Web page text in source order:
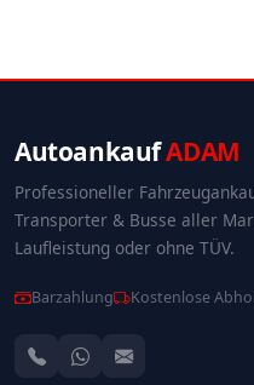
AutoankaufADAM
Professioneller
Transporter & Busse aller
Laufleistung oder ohne TÜV.
Barzahlung Kostenlose